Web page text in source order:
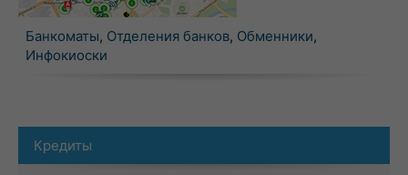
Банкоматы, Отделения банков, Обменники,
Инфокиоски
Кредиты